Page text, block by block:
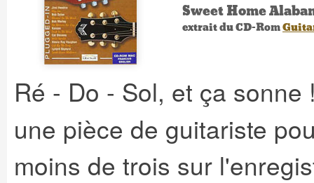
Sweet Home
extrait du CD-Rom
Ré - Do - Sol, et ça sonne
une pièce de guitariste
moins de trois sur